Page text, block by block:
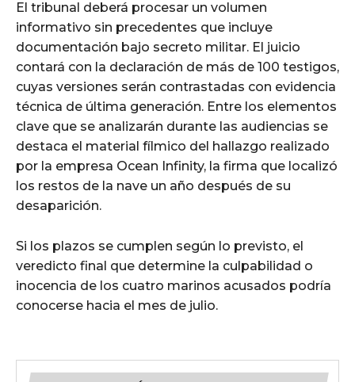
El tribunal deberá procesar un volumen
informativo sin precedentes que incluye
documentación bajo secreto militar. El juicio
contará con la declaración de más de 100 testigos,
cuyas versiones serán contrastadas con evidencia
técnica de última generación. Entre los elementos
clave que se analizarán durante las audiencias se
destaca el material fílmico del hallazgo realizado
por la empresa Ocean Infinity, la firma que localizó
los restos de la nave un año después de su
desaparición.
Si los plazos se cumplen según lo previsto, el
veredicto final que determine la culpabilidad o
inocencia de los cuatro marinos acusados podría
conocerse hacia el mes de julio.